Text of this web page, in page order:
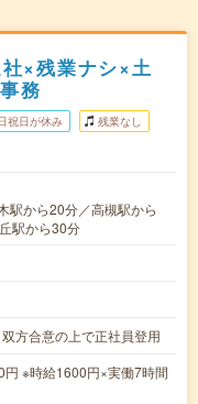
×残業ナシ×土
務
祝日が休み 残業なし
駅から20分／高槻駅から
駅から30分
方合意の上で正社員登用
※時給1600円×実働7時間